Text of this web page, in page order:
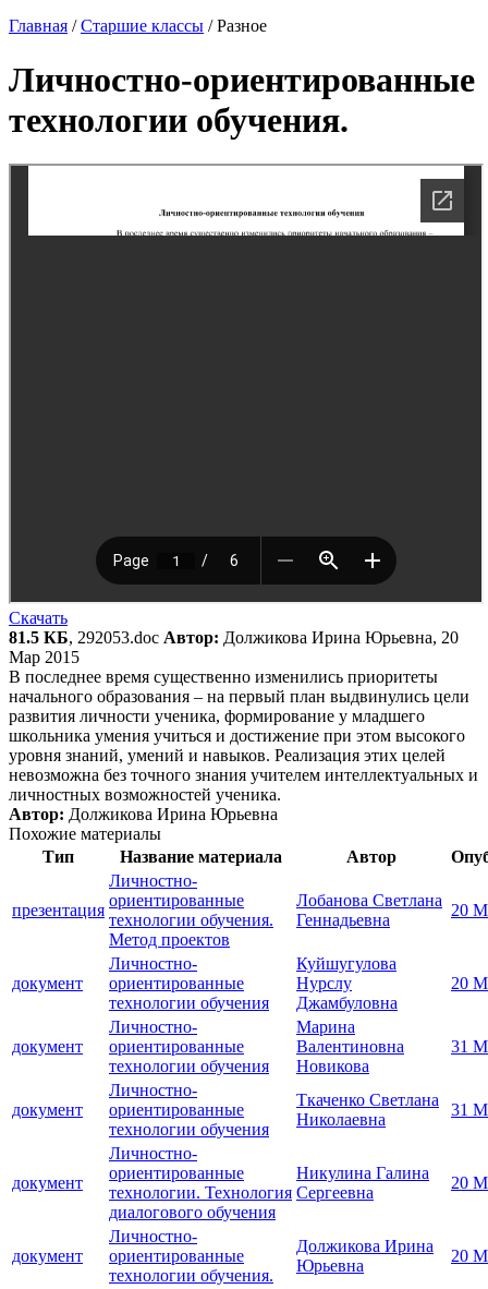
Главная /Старшие классы /Разное
Личностно-ориентированные
технологии обучения.
Скачать
81.5 КБ, 292053.doc Автор: Должикова Ирина Юрьевна, 20
Мар 2015
В последнее время существенно изменились приоритеты
начального образования – на первый план выдвинулись цели
развития личности ученика, формирование у младшего
школьника умения учиться и достижение при этом высокого
уровня знаний, умений и навыков. Реализация этих целей
невозможна без точного знания учителем интеллектуальных и
личностных возможностей ученика.
Автор: Должикова Ирина Юрьевна
Похожие материалы
Тип
Название материала Автор
презентация
Личностно-
ориентированные
технологии обучения.
Метод проектов
Лобанова Светлана
Геннадьевна
20
документ
Личностно-
ориентированные
технологии обучения
Куйшугулова
Нурслу
Джамбуловна
20
документ
Личностно-
ориентированные
технологии обучения
Марина
Валентиновна
Новикова
31
документ
Личностно-
ориентированные
технологии обучения
Ткаченко Светлана
Николаевна
31
документ
Личностно-
ориентированные
технологии. Технология
диалогового обучения
Никулина Галина
Сергеевна
20
документ
Личностно-
ориентированные
технологии обучения.
Должикова Ирина
Юрьевна
20